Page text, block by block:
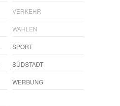
VERKEHR
WAHLEN
SPORT
SÜDSTADT
WERBUNG